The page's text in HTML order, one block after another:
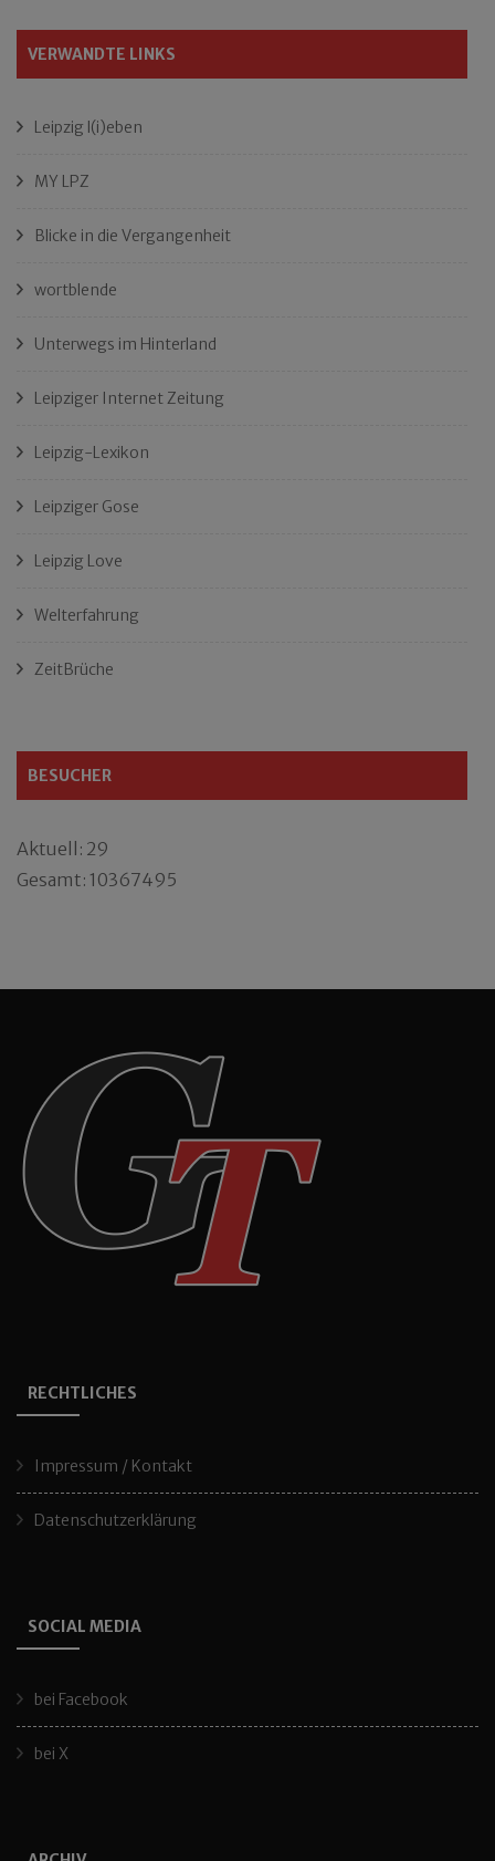
VERWANDTE LINKS
Leipzig l(i)eben
MY LPZ
Blicke in die Vergangenheit
wortblende
Unterwegs im Hinterland
Leipziger Internet Zeitung
Leipzig-Lexikon
Leipziger Gose
Leipzig Love
Welterfahrung
ZeitBrüche
BESUCHER
Aktuell: 29
Gesamt: 10367495
RECHTLICHES
Impressum / Kontakt
Datenschutzerklärung
SOCIAL MEDIA
bei Facebook
bei X